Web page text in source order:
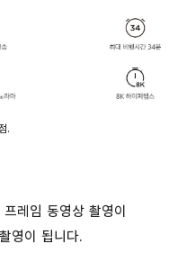
.
레임 동영상 촬영이
영이 됩니다.